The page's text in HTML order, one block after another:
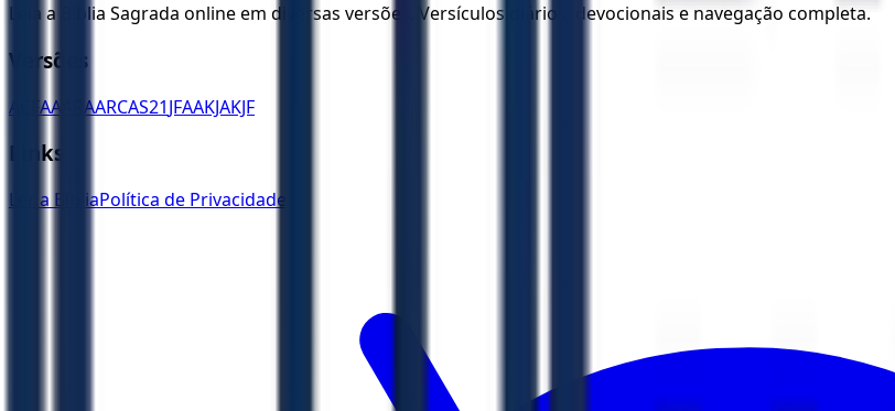
Leia a Bíblia Sagrada online em diversas versões. Versículos diários, devocionais e navegação completa.
Versões
ACFAA ARAARCAS21JFAAKJAKJF
Links
Ler a BíbliaPolítica de Privacidade